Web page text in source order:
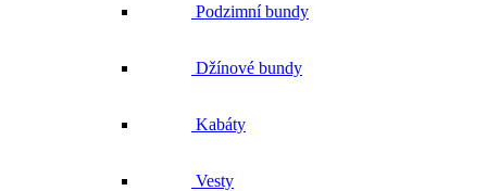
Podzimní bundy
Džínové bundy
Kabáty
Vesty